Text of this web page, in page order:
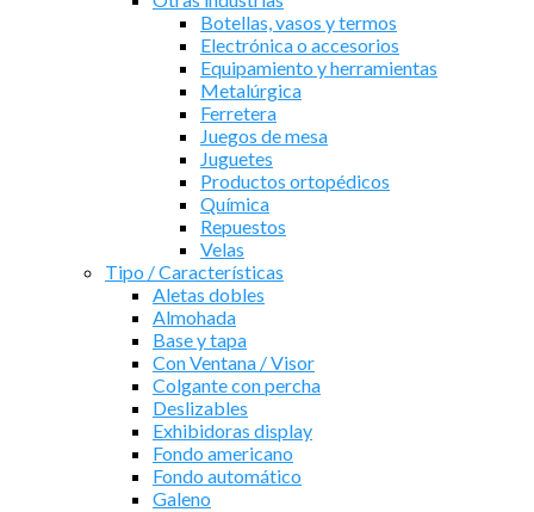
Botellas, vasos y termos
Electrónica o accesorios
Equipamiento y herramientas
Metalúrgica
Ferretera
Juegos de mesa
Juguetes
Productos ortopédicos
Química
Repuestos
Velas
Tipo / Características
Aletas dobles
Almohada
Base y tapa
Con Ventana / Visor
Colgante con percha
Deslizables
Exhibidoras display
Fondo americano
Fondo automático
Galeno